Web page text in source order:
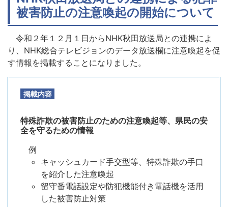
被害防止の注意喚起の開始について
令和２年１２月１日からNHK秋田放送局との連携によ
り、NHK総合テレビジョンのデータ放送欄に注意喚起を促
す情報を掲載することになりました。
掲載内容
特殊詐欺の被害防止のための注意喚起等、県民の安
全を守るための情報
例
キャッシュカード手交型等、特殊詐欺の手口
を紹介した注意喚起
留守番電話設定や防犯機能付き電話機を活用
した被害防止対策